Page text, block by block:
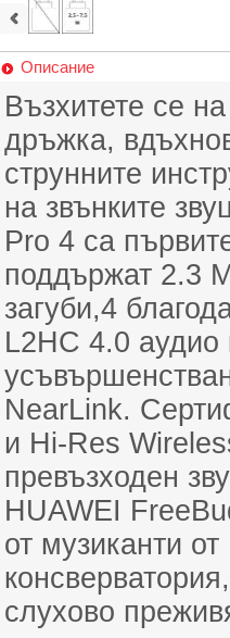
Описание
Възхитете се
дръжка,
струнните
на звънките
Pro 4 са
поддържат 2.3
загуби,4
L2HC 4.0 аудио
NearLink.
и Hi-Res
превъзходен
HUAWEI
от музиканти
слухово